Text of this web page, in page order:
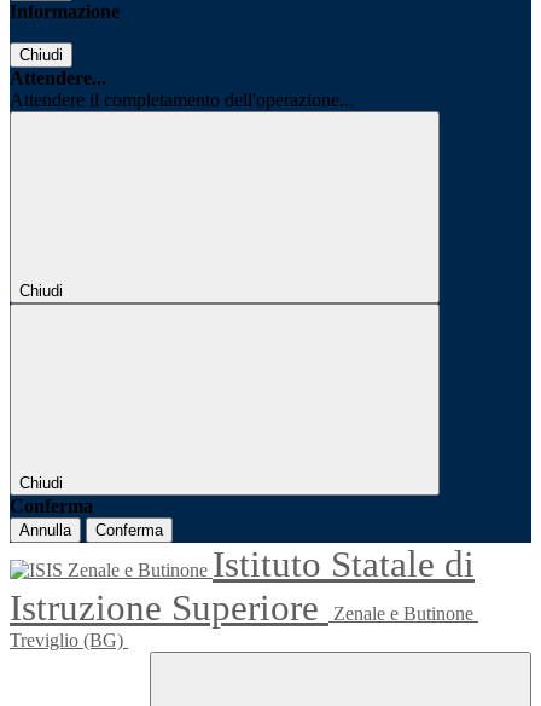
Informazione
Chiudi
Attendere...
Attendere il completamento dell'operazione...
Chiudi
Chiudi
Conferma
Annulla Conferma
Istituto Statale di
Istruzione Superiore
Zenale e Butinone
Treviglio (BG)